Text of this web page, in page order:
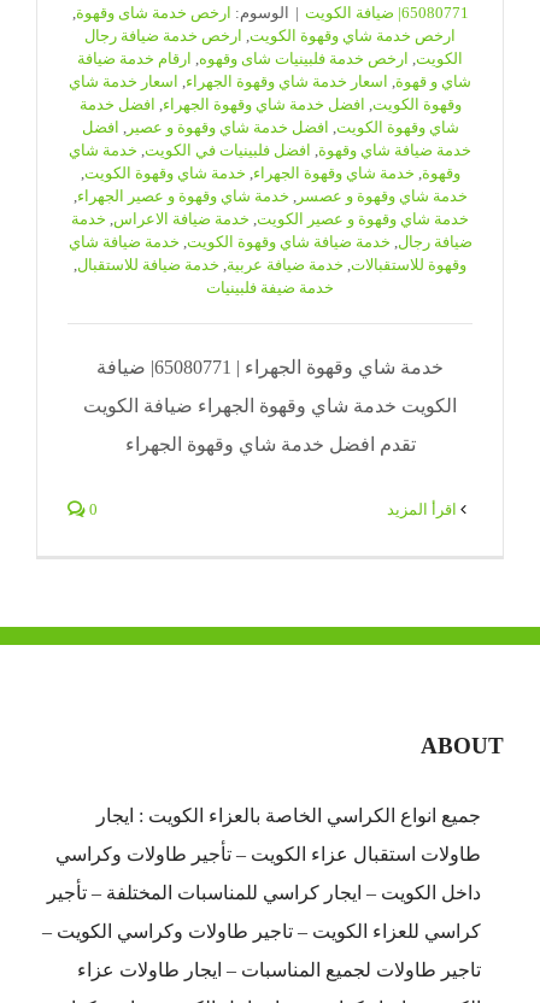
65080771| ضيافة الكويت
| الوسوم: ارخص خدمة شاى وقهوة
ارخص خدمة شاي وقهوة الكويت ارخص خدمة ضيافة رجال
الكويت ارخص خدمة فلبينيات شاى وقهوه ارقام خدمة ضيافة
شاي و قهوة اسعار خدمة شاي وقهوة الجهراء اسعار خدمة شاي
وقهوة الكويت افضل خدمة شاي وقهوة الجهراء افضل خدمة
شاي وقهوة الكويت افضل خدمة شاي وقهوة و عصير
افضل
خدمة ضيافة شاي وقهوة افضل فلبينيات في الكويت خدمة شاي
وقهوة خدمة شاي وقهوة الجهراء خدمة شاي وقهوة الكويت
خدمة شاي وقهوة و عصسر
خدمة شاي وقهوة و عصير الجهراء
خدمة شاي وقهوة و عصير الكويت خدمة ضيافة الاعراس خدمة
ضيافة رجال خدمة ضيافة شاي وقهوة الكويت خدمة ضيافة شاي
وقهوة للاستقبالات خدمة ضيافة عربية خدمة ضيافة للاستقبال
خدمة ضيفة فلبينيات
خدمة شاي وقهوة الجهراء | 65080771| ضيافة
الكويت خدمة شاي وقهوة الجهراء ضيافة الكويت
تقدم افضل خدمة شاي وقهوة الجهراء
0
ABOUT
جميع انواع الكراسي الخاصة بالعزاء الكويت : ايجار
طاولات استقبال عزاء الكويت – تأجير طاولات وكراسي
داخل الكويت – ايجار كراسي للمناسبات المختلفة – تأجير
كراسي للعزاء الكويت – تاجير طاولات وكراسي الكويت –
تاجير طاولات لجميع المناسبات – ايجار طاولات عزاء